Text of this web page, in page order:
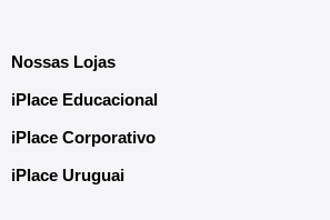
Nossas Lojas
iPlace Educacional
iPlace Corporativo
iPlace Uruguai